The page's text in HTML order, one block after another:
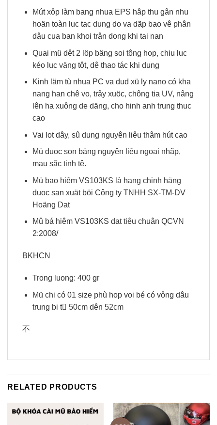
Mút xôp làm bang nhua EPS hâp thu gân nhu
hoän toàn luc tac dung do va dãp bao vê phân
dâu cua ban khoi trân dong khi tai nan
Quai mü dêt 2 löp bäng soi tông hop, chiu luc
kéo luc väng tôt, dê thao tác khi dung
Kinh läm tù nhua PC va dud xü ly nano có kha
nang han chê vo, trây xuöc, chông tia UV, nâng
lên ha xuông de däng, cho hinh anh trung thuc
cao
Vai lot dây, sû dung nguyên liêu thâm hút cao
Mü duoc son bäng nguyên liêu ngoai nhãp,
mau sãc tinh tê.
Mü bao hiêm VS103KS là hang chinh häng
duoc san xuät böi Công ty TNHH SX-TM-DV
Hoäng Dat
Mû bá hiêm VS103KS dat tiêu chuân QCVN
2:2008/
BKHCN
Trong luong: 400 gr
Mü chi có 01 size phù hop voi bé có vông dâu
trung bi t 50cm dên 52cm
不
RELATED PRODUCTS